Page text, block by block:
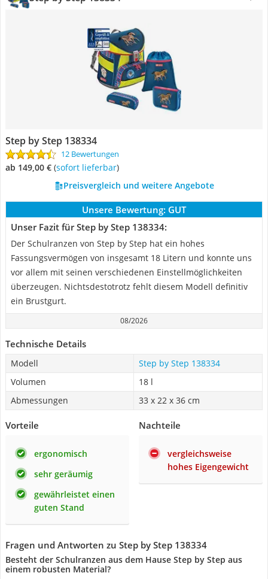
Step by Step 138334
12 Bewertungen
ab 149,00 € ( Sofort lieferbar)
Preisvergleich und weitere Angebote
Unsere Bewertung: GUT
Unser Fazit für Step by Step 138334:
Der Schulranzen von Step by Step hat ein hohes
Fassungsvermögen von insgesamt 18 Litern und konnte uns
vor allem mit seinen verschiedenen Einstellmöglichkeiten
überzeugen. Nichtsdestotrotz fehlt diesem Modell definitiv
ein Brustgurt.
08/2026
Technische Details
Modell
Step by Step 138334
Volumen
18 l
Abmessungen
33 x 22 x 36 cm
Vorteile
ergonomisch
sehr geräumig
gewährleistet einen
guten Stand
Nachteile
vergleichsweise
hohes Eigengewicht
Fragen und Antworten zu Step by Step 138334
Besteht der Schulranzen aus dem Hause Step by Step aus
einem robusten Material?